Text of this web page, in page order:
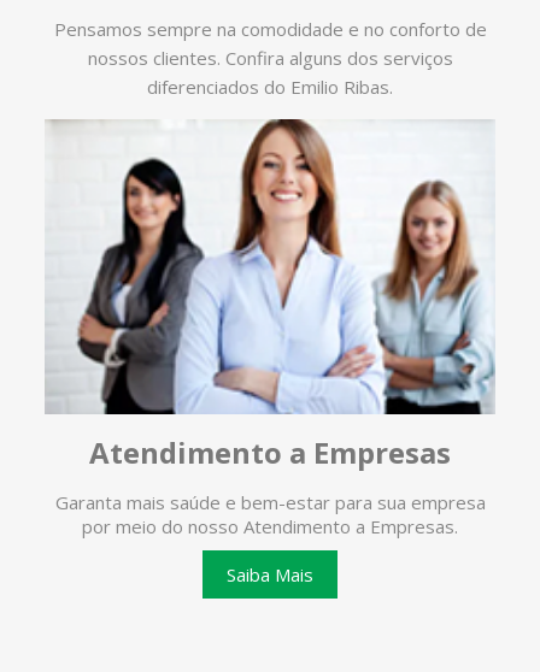
Pensamos sempre na comodidade e no conforto de
nossos clientes. Confira alguns dos serviços
diferenciados do Emilio Ribas.
Atendimento a Empresas
Garanta mais saúde e bem-estar para sua empresa
por meio do nosso Atendimento a Empresas.
Saiba Mais